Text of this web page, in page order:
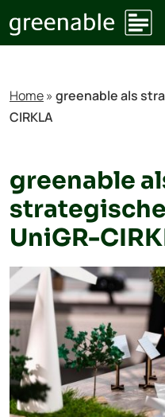
Home» greenable als
CIRKLA
greenable
UniGR-